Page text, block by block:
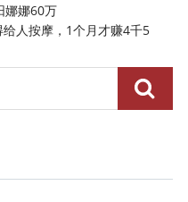
娜娜60万
人按摩，1个月才赚4千5